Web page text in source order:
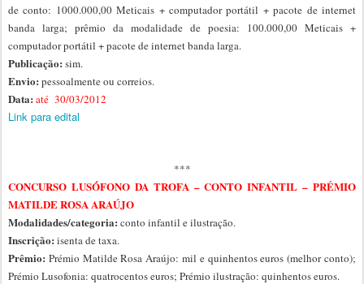
de conto: 1000.000,00 Meticais + computador portátil + pacote de internet
banda larga; prêmio da modalidade de poesia: 100.000,00 Meticais +
computador portátil + pacote de internet banda larga.
Publicação: sim.
Envio: pessoalmente ou correios.
Data: até 30/03/2012
Link para edital
***
CONCURSO LUSÓFONO DA TROFA – CONTO INFANTIL – PRÉMIO
MATILDE ROSA ARAÚJO
Modalidades/categoria: conto infantil e ilustração.
Inscrição: isenta de taxa.
Prêmio: Prémio Matilde Rosa Araújo: mil e quinhentos euros (melhor conto);
Prémio Lusofonia: quatrocentos euros; Prémio ilustração: quinhentos euros.